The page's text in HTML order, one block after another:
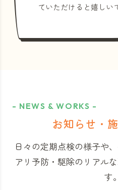
ていただけると嬉しい
- NEWS & WORKS -
お知らせ・
日々の定期点検の様子や
アリ予防・駆除のリアル
す。